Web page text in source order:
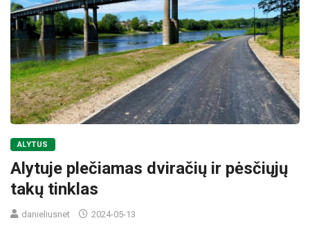
ALYTUS
Alytuje plečiamas dviračių ir pėsčiųjų
takų tinklas
danieliusnet 2024-05-13